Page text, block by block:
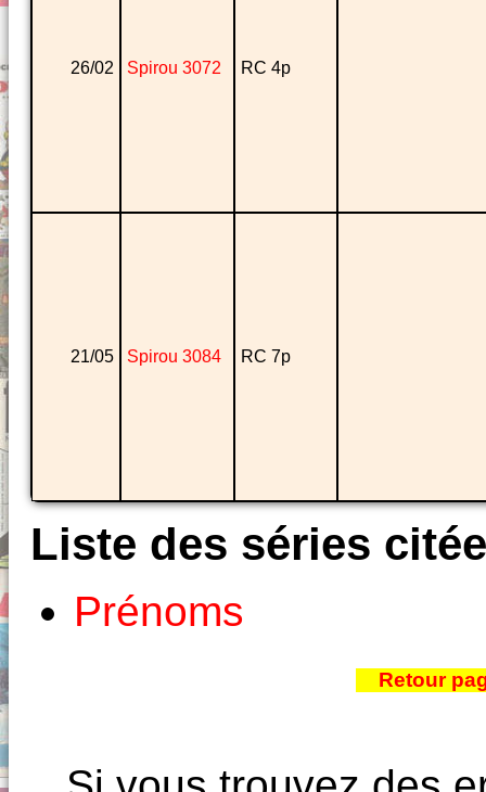
26/02 Spirou 3072 RC 4p
21/05 Spirou 3084 RC 7p
Liste des séries
Prénoms
Retour